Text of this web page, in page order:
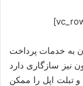
[/vc_column_text][/vc_column][/vc_row][vc_row]
به خدمات پرداخت
نیز سازگاری دارد
تبلت اپل را ممکن